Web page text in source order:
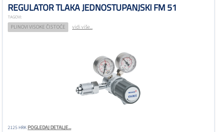
REGULATOR TLAKA JEDNOSTUPANJSKI FM 51
TAGOVI:
PLINOVI VISOKE ČISTOĆE vidi više...
2125 HRKPOGLEDAJ DETALJE...